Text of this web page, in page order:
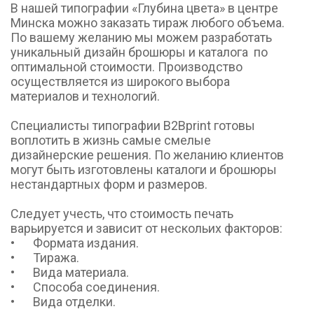
В нашей типографии «Глубина цвета» в центре
Минска можно заказать тираж любого объема.
По вашему желанию мы можем разработать
уникальный дизайн брошюры и каталога  по
оптимальной стоимости. Производство
осуществляется из широкого выбора
материалов и технологий.
Специалисты типографии B2Bprint готовы
воплотить в жизнь самые смелые
дизайнерские решения. По желанию клиентов
могут быть изготовлены каталоги и брошюры
нестандартных форм и размеров.
Следует учесть, что стоимость печать
варьируется и зависит от нескольих факторов:
•	Формата издания.
•	Тиража.
•	Вида материала.
•	Способа соединения.
•	Вида отделки.